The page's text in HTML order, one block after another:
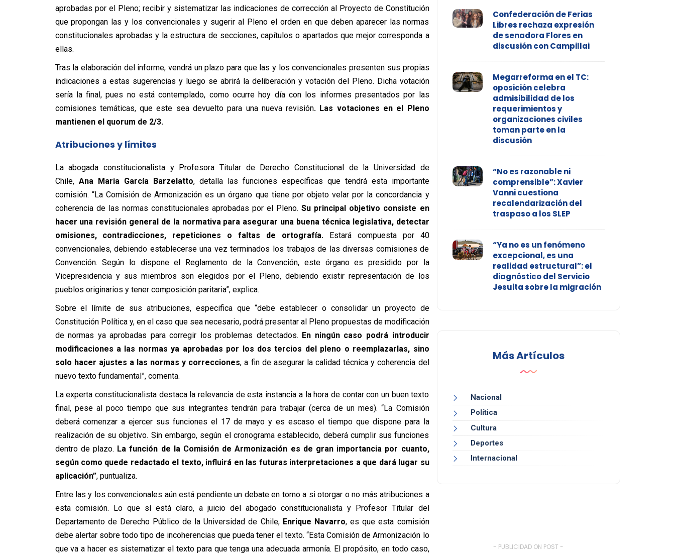
aprobadas por el Pleno; recibir y sistematizar las indicaciones de corrección al Proyecto de Constitución
que propongan las y los convencionales y sugerir al Pleno el orden en que deben aparecer las normas
constitucionales aprobadas y la estructura de secciones, capítulos o apartados que mejor corresponda a
ellas.
Tras la elaboración del informe, vendrá un plazo para que las y los convencionales presenten sus propias
indicaciones a estas sugerencias y luego se abrirá la deliberación y votación del Pleno. Dicha votación
sería la final, pues no está contemplado, como ocurre hoy día con los informes presentados por las
comisiones temáticas, que este sea devuelto para una nueva revisión. Las votaciones en el Pleno
mantienen el quorum de 2/3.
Atribuciones y límites
La abogada constitucionalista y Profesora Titular de Derecho Constitucional de la Universidad de
Chile, Ana Maria García Barzelatto, detalla las funciones específicas que tendrá esta importante
comisión. “La Comisión de Armonización es un órgano que tiene por objeto velar por la concordancia y
coherencia de las normas constitucionales aprobadas por el Pleno.Su principal objetivo consiste en
hacer una revisión general de la normativa para asegurar una buena técnica legislativa, detectar
omisiones, contradicciones, repeticiones o faltas de ortografía.Estará compuesta por 40
convencionales, debiendo establecerse una vez terminados los trabajos de las diversas comisiones de
Convención. Según lo dispone el Reglamento de la Convención, este órgano es presidido por la
Vicepresidencia y sus miembros son elegidos por el Pleno, debiendo existir representación de los
pueblos originarios y tener composición paritaria”, explica.
Sobre el límite de sus atribuciones, especifica que “debe establecer o consolidar un proyecto de
Constitución Política y, en el caso que sea necesario, podrá presentar al Pleno propuestas de modificación
de normas ya aprobadas para corregir los problemas detectados. En ningún caso podrá introducir
modificaciones a las normas ya aprobadas por los dos tercios del pleno o reemplazarlas, sino
solo hacer ajustes a las normas y correcciones, a fin de asegurar la calidad técnica y coherencia del
nuevo texto fundamental”, comenta.
La experta constitucionalista destaca la relevancia de esta instancia a la hora de contar con un buen texto
final, pese al poco tiempo que sus integrantes tendrán para trabajar (cerca de un mes). “La Comisión
deberá comenzar a ejercer sus funciones el 17 de mayo y es escaso el tiempo que dispone para la
realización de su objetivo. Sin embargo, según el cronograma establecido, deberá cumplir sus funciones
dentro de plazo. La función de la Comisión de Armonización es de gran importancia por cuanto,
según como quede redactado el texto, influirá en las futuras interpretaciones a que dará lugar su
aplicación”, puntualiza.
Entre las y los convencionales aún está pendiente un debate en torno a si otorgar o no más atribuciones a
esta comisión. Lo que sí está claro, a juicio del abogado constitucionalista y Profesor Titular del
Departamento de Derecho Público de la Universidad de Chile, Enrique Navarro, es que esta comisión
debe alertar sobre todo tipo de incoherencias que pueda tener el texto. “Esta Comisión de Armonización lo
que va a hacer es sistematizar el texto para que tenga una adecuada armonía. El propósito, en todo caso,
Confederación de Ferias
Libres rechaza expresión
de senadora Flores en
discusión con Campillai
Megarreforma en el TC:
oposición celebra
admisibilidad de los
requerimientos y
organizaciones civiles
toman parte en la
discusión
“No es razonable ni
comprensible”: Xavier
Vanni cuestiona
recalendarización del
traspaso a los SLEP
“Ya no es un fenómeno
excepcional, es una
realidad estructural”: el
diagnóstico del Servicio
Jesuita sobre la migración
Más Artículos
Nacional
Política
Cultura
Deportes
Internacional
- PUBLICIDAD ON POST -